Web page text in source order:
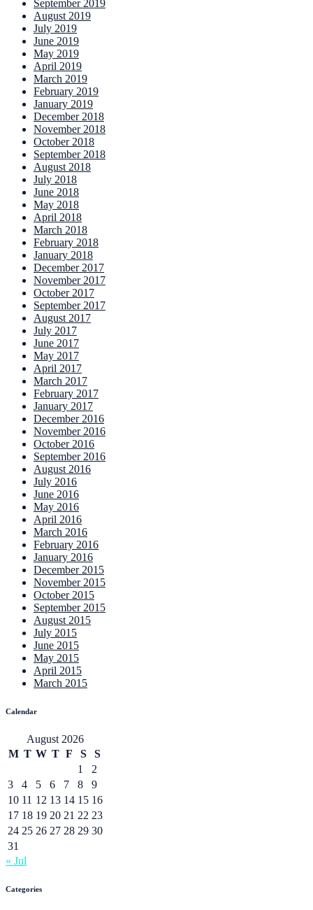
September 2019
August 2019
July 2019
June 2019
May 2019
April 2019
March 2019
February 2019
January 2019
December 2018
November 2018
October 2018
September 2018
August 2018
July 2018
June 2018
May 2018
April 2018
March 2018
February 2018
January 2018
December 2017
November 2017
October 2017
September 2017
August 2017
July 2017
June 2017
May 2017
April 2017
March 2017
February 2017
January 2017
December 2016
November 2016
October 2016
September 2016
August 2016
July 2016
June 2016
May 2016
April 2016
March 2016
February 2016
January 2016
December 2015
November 2015
October 2015
September 2015
August 2015
July 2015
June 2015
May 2015
April 2015
March 2015
Calendar
August 2026
M T W T F S
S
1
2
3
4 5 6 7 8
9
10 11 12 13 14 15 16
17 18 19 20 21 22 23
24 25 26 27 28 29 30
31
« Jul
Categories